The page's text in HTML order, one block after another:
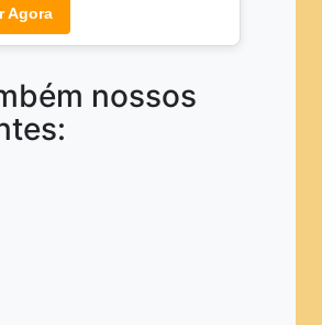
Agora
nossos